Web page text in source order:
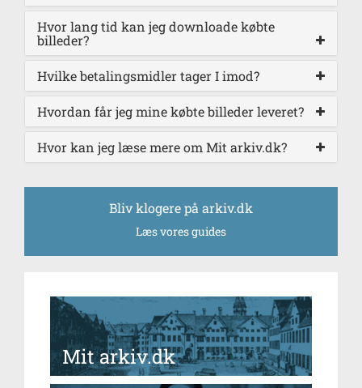
Hvor lang tid kan jeg downloade købte
billeder?
Hvilke betalingsmidler tager I imod?
Hvordan får jeg mine købte billeder leveret?
Hvor kan jeg læse mere om Mit arkiv.dk?
Bliv klogere på arkiv.dk
Læs vores guides
Mit arkiv.dk